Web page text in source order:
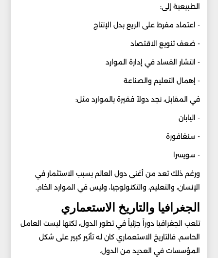
الطبيعية إلى:
- اعتماد مفرط على الريع بدل الإنتاج
- ضعف تنويع الاقتصاد
- انتشار الفساد في إدارة الموارد
- إهمال التعليم والصناعة
في المقابل، نجد دولاً فقيرة بالموارد مثل:
- اليابان
- سنغافورة
- سويسرا
ورغم ذلك تعد من أغنى دول العالم بسبب الاستثمار في
الإنسان، والتعليم، والتكنولوجيا، وليس في الموارد الخام.
الجغرافيا والتاريخ الاستعماري
تلعب الجغرافيا دوراً جزئياً في تطور الدول، لكنها ليست العامل
الحاسم. فالتاريخ الاستعماري كان له تأثير كبير على شكل
المؤسسات في العديد من الدول.